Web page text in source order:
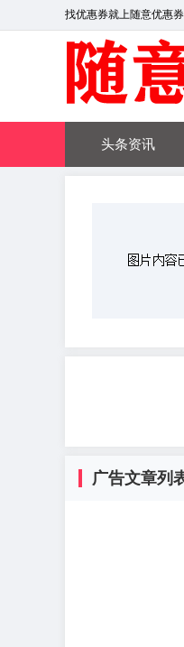
找优惠券就上随意优惠
头条资讯
广告文章列